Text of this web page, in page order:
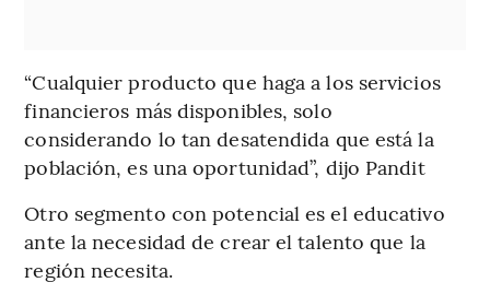
“Cualquier producto que haga a los servicios
financieros más disponibles, solo
considerando lo tan desatendida que está la
población, es una oportunidad”, dijo Pandit
Otro segmento con potencial es el educativo
ante la necesidad de crear el talento que la
región necesita.